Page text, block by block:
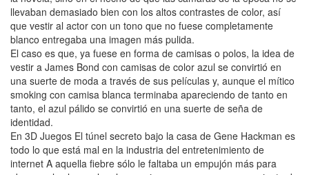
llevaban demasiado bien con los altos contrastes de color, así
que vestir al actor con un tono que no fuese completamente
blanco entregaba una imagen más pulida.
El caso es que, ya fuese en forma de camisas o polos, la idea de
vestir a James Bond con camisas de color azul se convirtió en
una suerte de moda a través de sus películas y, aunque el mítico
smoking con camisa blanca terminaba apareciendo de tanto en
tanto, el azul pálido se convirtió en una suerte de seña de
identidad.
En 3D Juegos El túnel secreto bajo la casa de Gene Hackman es
todo lo que está mal en la industria del entretenimiento de
internet A aquella fiebre sólo le faltaba un empujón más para